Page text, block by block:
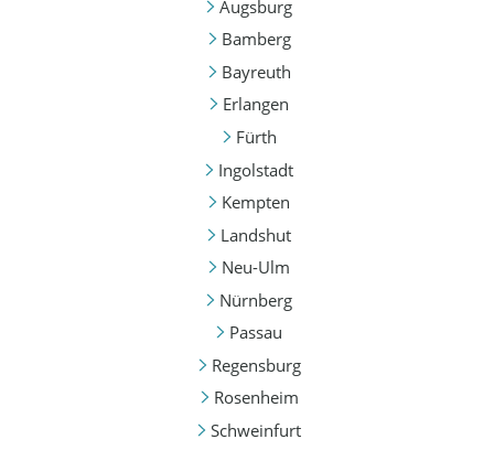
Augsburg
Bamberg
Bayreuth
Erlangen
Fürth
Ingolstadt
Kempten
Landshut
Neu-Ulm
Nürnberg
Passau
Regensburg
Rosenheim
Schweinfurt